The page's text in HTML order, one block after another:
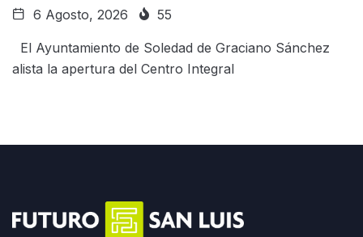
6 Agosto, 2026 55
El Ayuntamiento de Soledad de Graciano Sánchez
alista la apertura del Centro Integral